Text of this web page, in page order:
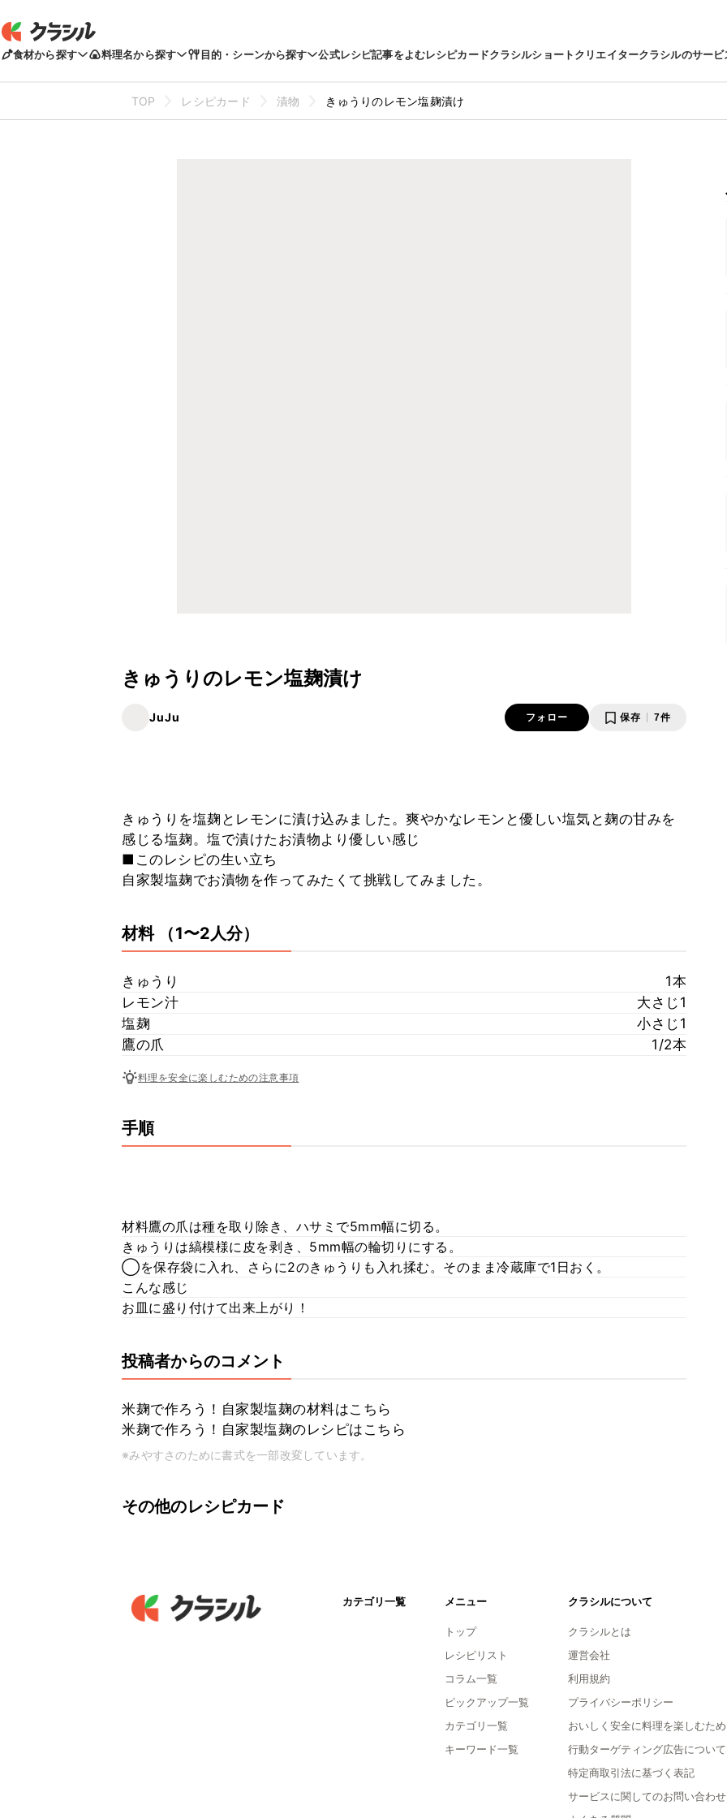
食材から探す 料理名から探す 目的・シーンから探す 公式レシピ記事をよむレシピカードクラシルショートクリエイタークラシルのサービ
TOP レシピカード 漬物 きゅうりのレモン塩麹漬け
きゅうりのレモン塩麹漬け
JuJu フォロー 保存 7件
きゅうりを塩麹とレモンに漬け込みました。爽やかなレモンと優しい塩気と麹の甘みを
感じる塩麹。塩で漬けたお漬物より優しい感じ
■このレシピの生い立ち
自家製塩麹でお漬物を作ってみたくて挑戦してみました。
材料 （1〜2人分）
きゅうり
1本
レモン汁
大さじ1
塩麹
小さじ1
鷹の爪
1/2本
料理を安全に楽しむための注意事項
手順
材料鷹の爪は種を取り除き、ハサミで5mm幅に切る。
きゅうりは縞模様に皮を剥き、5mm幅の輪切りにする。
◯を保存袋に入れ、さらに2のきゅうりも入れ揉む。そのまま冷蔵庫で1日おく。
こんな感じ
お皿に盛り付けて出来上がり！
投稿者からのコメント
米麹で作ろう！自家製塩麹の材料はこちら
米麹で作ろう！自家製塩麹のレシピはこちら
※みやすさのために書式を一部改変しています。
その他のレシピカード
カテゴリ一覧 メニュー
トップ
レシピリスト
コラム一覧
ピックアップ一覧
カテゴリ一覧
キーワード一覧
クラシルについて
クラシルとは
運営会社
利用規約
プライバシーポリシー
おいしく安全に料理を楽しむため
行動ターゲティング広告について
特定商取引法に基づく表記
サービスに関してのお問い合わせ